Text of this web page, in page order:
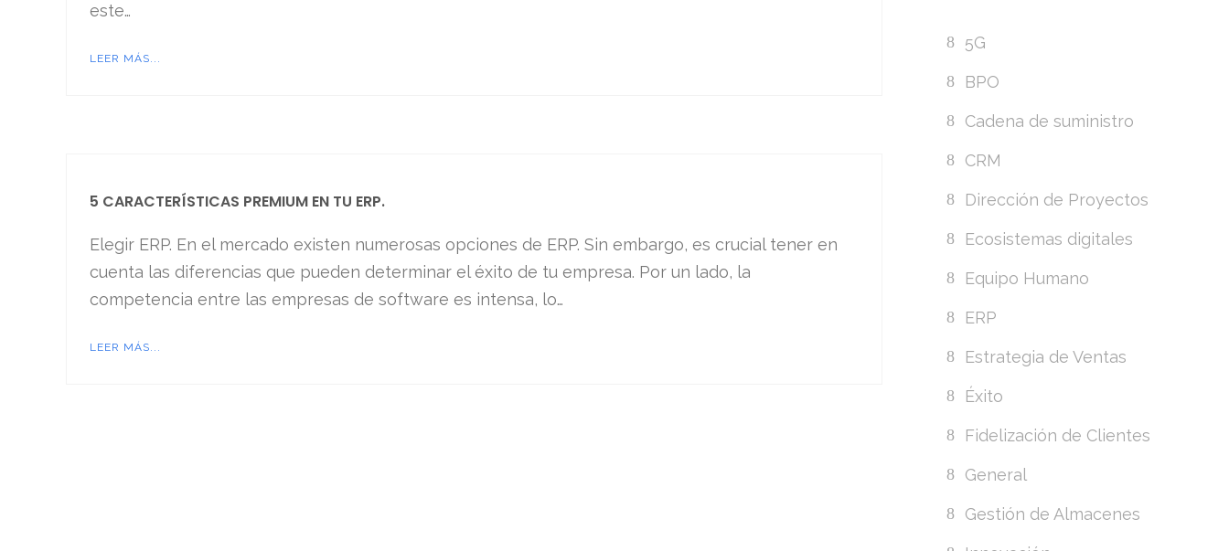
este…
LEER MÁS...
5 CARACTERÍSTICAS PREMIUM EN TU ERP.
Elegir ERP. En el mercado existen numerosas opciones de ERP. Sin embargo, es crucial tener en
cuenta las diferencias que pueden determinar el éxito de tu empresa. Por un lado, la
competencia entre las empresas de software es intensa, lo…
LEER MÁS...
5G
BPO
Cadena de suministro
CRM
Dirección de Proyectos
Ecosistemas digitales
Equipo Humano
ERP
Estrategia de Ventas
Éxito
Fidelización de Clientes
General
Gestión de Almacenes